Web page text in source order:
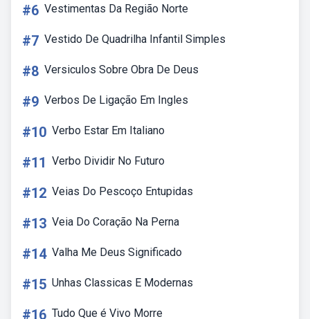
#6 Vestimentas Da Região Norte
#7 Vestido De Quadrilha Infantil Simples
#8 Versiculos Sobre Obra De Deus
#9 Verbos De Ligação Em Ingles
#10 Verbo Estar Em Italiano
#11 Verbo Dividir No Futuro
#12 Veias Do Pescoço Entupidas
#13 Veia Do Coração Na Perna
#14 Valha Me Deus Significado
#15 Unhas Classicas E Modernas
#16 Tudo Que é Vivo Morre